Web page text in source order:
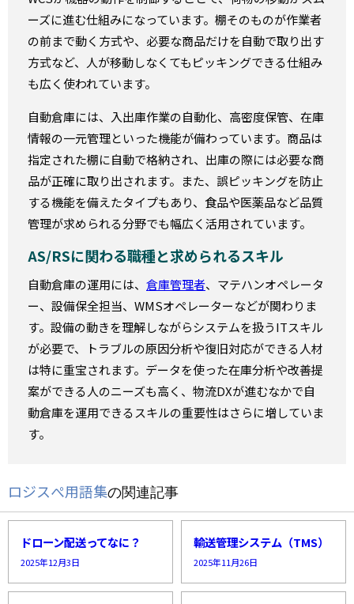
ーズに進む仕組みになっています。棚そのものが作業者
の前まで動く方式や、必要な商品だけを自動で取り出す
方式など、人が移動しなくてもピッキングできる仕組み
も広く使われています。
自動倉庫には、入出庫作業の自動化、高密度保管、在庫
情報の一元管理といった機能が備わっています。商品は
指定された棚に自動で格納され、出庫の際には必要な商
品が正確に取り出されます。また、誤ピッキングを防止
する機能を備えたタイプもあり、食品や医薬品など品質
管理が求められる分野でも幅広く活用されています。
AS/RSに関わる職種と求められるスキル
自動倉庫の運用には、 倉庫管理者、マテハンオペレータ
ー、設備保全担当、WMSオペレーターなどが関わりま
す。設備の動きを理解しながらシステムを扱うITスキル
が必要で、トラブルの原因分析や復旧対応ができる人材
は特に重宝されます。データを使った在庫分析や改善提
案ができる人のニーズも高く、物流DXが進むなかで自
動倉庫を運用できるスキルの重要性はさらに増していま
す。
ロジスぺ用語集の関連記事
ドローン配送ってなに？
2025年12月3日
輸送管理システム（TMS）
2025年11月26日